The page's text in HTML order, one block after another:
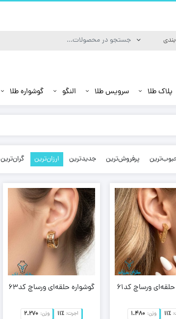
پلاک طلا سرویس طلا النگو گوشواره طلا
پرفروش‌ترین جدیدترین ارزان‌ترین گران‌ترین
ورساچ کد61
11٪ وزن: 1.480
گوشواره حلقه‌ای ورساچ کد63
اجرت: 11٪ وزن: 2.270